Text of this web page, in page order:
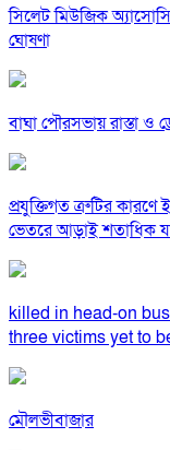
সিলেট মিউজিক
ঘোষণা
বাঘা পৌরসভায় রাস্তা ও
প্রযুক্তিগত ত্রুটির কারণে
ভেতরে আড়াই শতাধিক
killed in head-on
three victims yet to
মৌলভীবাজার